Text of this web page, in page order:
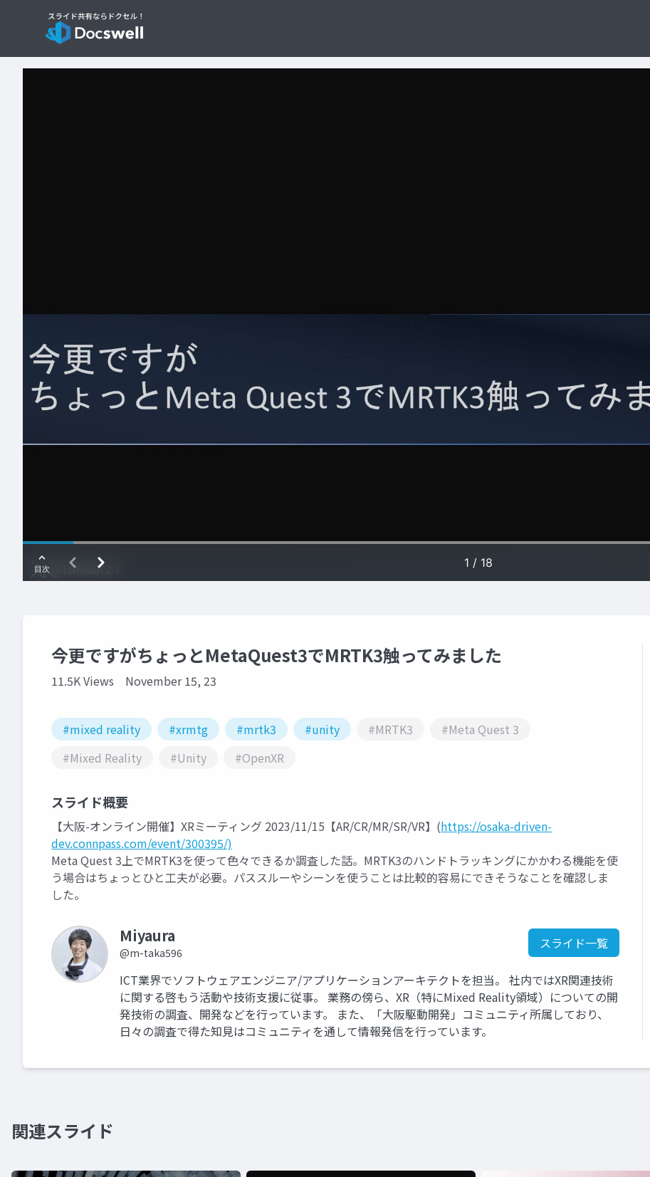
今更ですがちょっとMetaQuest3でMRTK3触ってみました
11.5K Views November 15, 23
#mixed reality #xrmtg #mrtk3 #unity #MRTK3
#Meta Quest 3
#Mixed Reality
#Unity #OpenXR
スライド概要
【大阪-オンライン開催】XRミーティング 2023/11/15【AR/CR/MR/SR/VR】(https://osaka-driven-
dev.connpass.com/event/300395/)
Meta Quest 3上でMRTK3を使って色々できるか調査した話。MRTK3のハンドトラッキングにかかわる機能を使
う場合はちょっとひと工夫が必要。パススルーやシーンを使うことは比較的容易にできそうなことを確認しま
した。
Miyaura
@m-taka596
スライド一覧
ICT業界でソフトウェアエンジニア/アプリケーションアーキテクトを担当。 社内ではXR関連技術
に関する啓もう活動や技術支援に従事。 業務の傍ら、XR（特にMixed Reality領域）についての開
発技術の調査、開発などを行っています。 また、「大阪駆動開発」コミュニティ所属しており、
日々の調査で得た知見はコミュニティを通して情報発信を行っています。
関連スライド